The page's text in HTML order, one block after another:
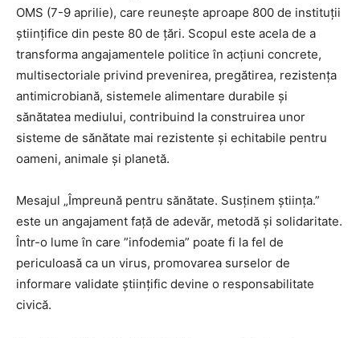
OMS (7-9 aprilie), care reunește aproape 800 de instituții
științifice din peste 80 de țări. Scopul este acela de a
transforma angajamentele politice în acțiuni concrete,
multisectoriale privind prevenirea, pregătirea, rezistența
antimicrobiană, sistemele alimentare durabile și
sănătatea mediului, contribuind la construirea unor
sisteme de sănătate mai rezistente și echitabile pentru
oameni, animale și planetă.
Mesajul „Împreună pentru sănătate. Susținem știința.”
este un angajament față de adevăr, metodă și solidaritate.
Într-o lume în care ”infodemia” poate fi la fel de
periculoasă ca un virus, promovarea surselor de
informare validate științific devine o responsabilitate
civică.